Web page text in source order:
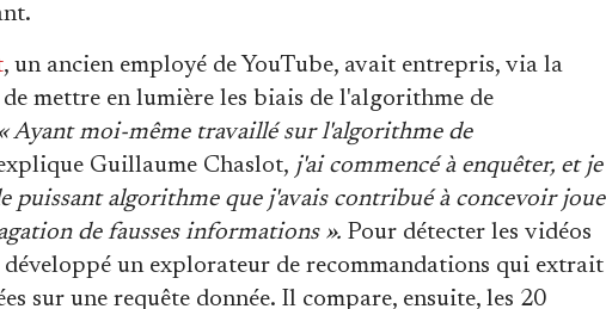
, un ancien employé de YouTube, avait entrepris, via la
de mettre en lumière les biais de l'algorithme de
Ayant moi-même travaillé sur l'algorithme de
Guillaume Chaslot, j'ai commencé à enquêter, et je
puissant algorithme que j'avais contribué à concevoir joue
de fausses informations ». Pour détecter les vidéos
développé un explorateur de recommandations qui extrait
sur une requête donnée. Il compare, ensuite, les 20